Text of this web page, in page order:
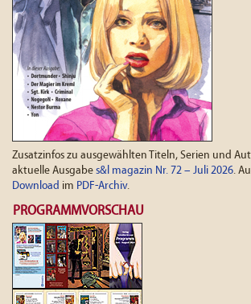
Zusatzinfos zu ausgewählten Titeln, Serien und
aktuelle Ausgabe s&l magazin Nr. 72 – Juli 2026.
Download im PDF-Archiv.
PROGRAMMVORSCHAU